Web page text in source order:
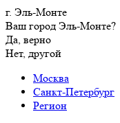
г. Эль-Монте
Ваш город Эль-Монте?
Да, верно
Нет, другой
Москва
Санкт-Петербург
Регион